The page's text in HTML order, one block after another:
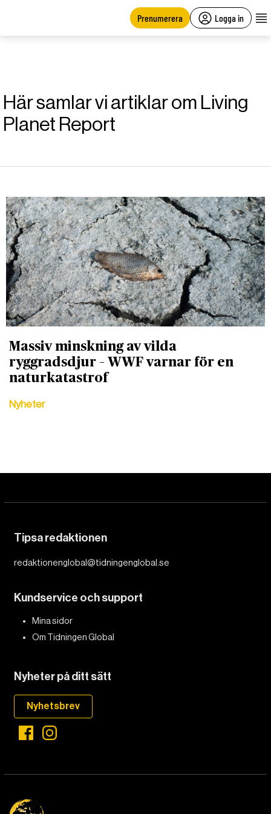
Prenumerera Logga in
Här samlar vi artiklar om Living
Planet Report
Massiv minskning av vilda
ryggradsdjur – WWF varnar för en
naturkatastrof
Nyheter
Tipsa redaktionen
redaktionenglobal@tidningenglobal.se
Kundservice och support
Mina sidor
Om Tidningen Global
Nyheter på ditt sätt
Nyhetsbrev